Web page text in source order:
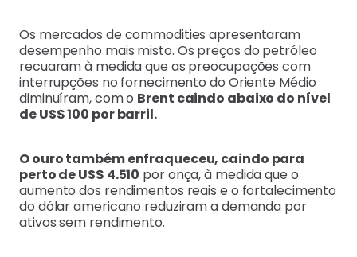
Os mercados de commodities apresentaram
desempenho mais misto. Os preços do petróleo
recuaram à medida que as preocupações com
interrupções no fornecimento do Oriente Médio
diminuíram, com o Brent caindo abaixo do nível
de US$ 100 por barril.
O ouro também enfraqueceu, caindo para
perto de US$ 4.510 por onça, à medida que o
aumento dos rendimentos reais e o fortalecimento
do dólar americano reduziram a demanda por
ativos sem rendimento.